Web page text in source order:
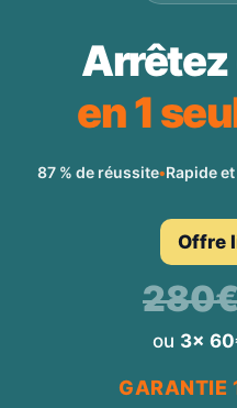
Arrêtez
en 1
87 % de réussite•Rapide
Offre
ou 3x
GARANTIE